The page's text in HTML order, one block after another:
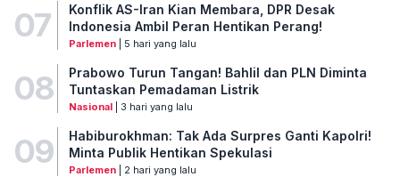
07
Konflik AS-Iran Kian Membara, DPR Desak
Indonesia Ambil Peran Hentikan Perang!
Parlemen| 5 hari yang lalu
08
Prabowo Turun Tangan! Bahlil dan PLN Diminta
Tuntaskan Pemadaman Listrik
Nasional| 3 hari yang lalu
09
Habiburokhman: Tak Ada Surpres Ganti Kapolri!
Minta Publik Hentikan Spekulasi
Parlemen| 2 hari yang lalu